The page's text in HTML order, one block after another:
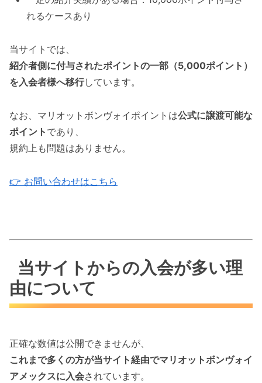
れるケースあり
当サイトでは、
紹介者側に付与されたポイントの一部（5,000ポイント）
を入会者様へ移行しています。
なお、マリオットボンヴォイポイントは公式に譲渡可能な
ポイント であり、
規約上も問題はありません。
👉 お問い合わせはこちら
当サイトからの入会が多い理
由について
正確な数値は公開できませんが、
これまで多くの方が当サイト経由でマリオットボンヴォイ
アメックスに入会されています。